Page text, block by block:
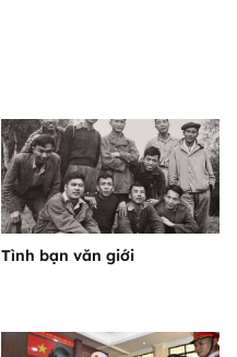
Tình bạn văn giới